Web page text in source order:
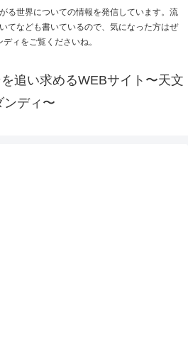
る世界についての情報を発信しています。流
てなども書いているので、気になった方はぜ
ィをご覧くださいね。
追い求めるWEBサイト〜天文
ンディ〜